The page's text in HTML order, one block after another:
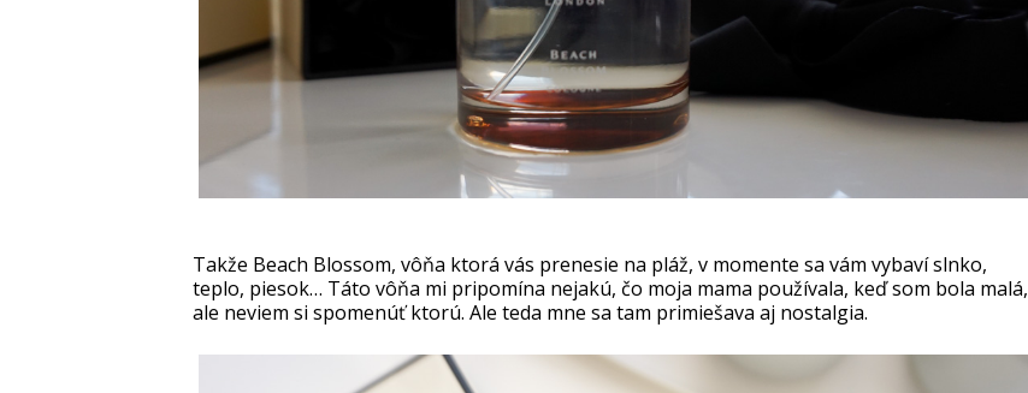
Takže Beach Blossom, vôňa ktorá vás prenesie na pláž, v momente sa vám vybaví slnko,
teplo, piesok… Táto vôňa mi pripomína nejakú, čo moja mama používala, keď som bola malá,
ale neviem si spomenúť ktorú. Ale teda mne sa tam primiešava aj nostalgia.